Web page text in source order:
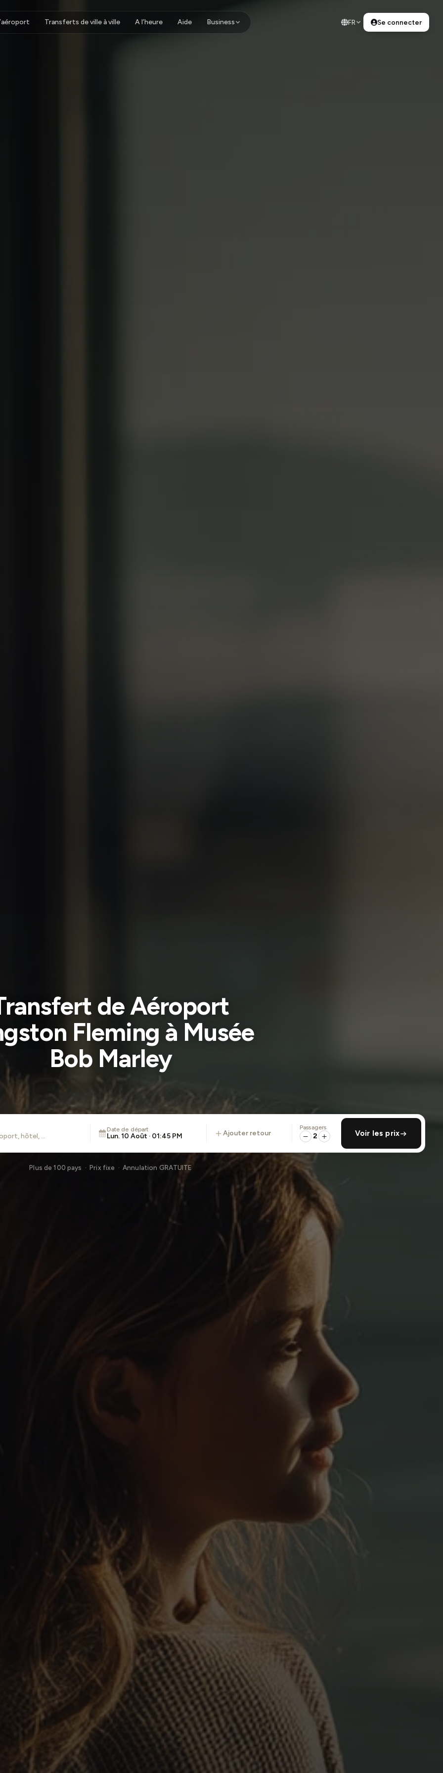
Transferts de ville à ville A l’heure Aide Business FR Se connecter
de Aéroport
Fleming à Musée
Bob Marley
Date de départ
Lun. 10 Août · 01:45 PM ajouter retour
Passagers
2 Voir les prix
Plus de 100 pays · Prix fixe · Annulation GRATUITE